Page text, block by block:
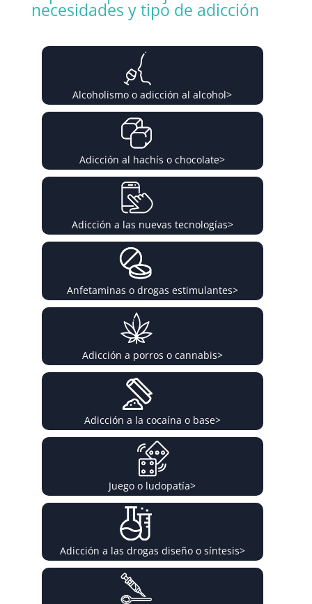
necesidades y tipo de adicción
Alcoholismo o adicción al alcohol>
Adicción al hachís o chocolate>
Adicción a las nuevas tecnologías>
Anfetaminas o drogas estimulantes>
Adicción a porros o cannabis>
Adicción a la cocaína o base>
Juego o ludopatía>
Adicción a las drogas diseño o síntesis>